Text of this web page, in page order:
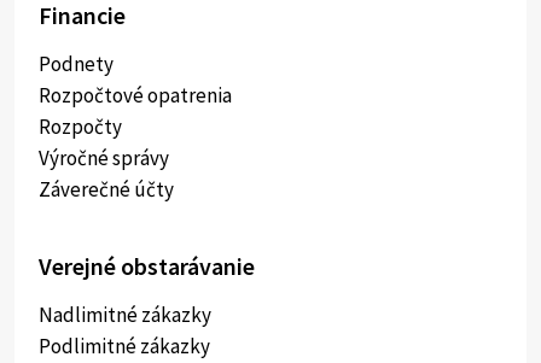
Financie
Podnety
Rozpočtové opatrenia
Rozpočty
Výročné správy
Záverečné účty
Verejné obstarávanie
Nadlimitné zákazky
Podlimitné zákazky